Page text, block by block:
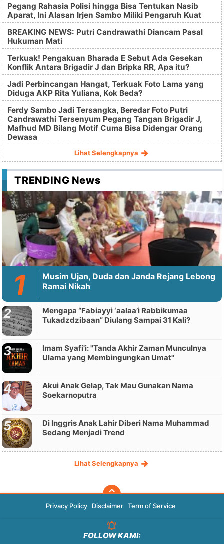
Pegang Rahasia Polisi hingga Bisa Tentukan Nasib
Aparat, Ini Alasan Irjen Sambo Miliki Pengaruh Kuat
BREAKING NEWS: Putri Candrawathi Diancam Pasal
Hukuman Mati
Terkuak! Pengakuan Bharada E Sebut Ada Gesekan
Konflik Antara Brigadir J dan Bripka RR, Apa itu?
Jadi Perbincangan Hangat, Terkuak Foto Lama yang
Diduga AKP Rita Yuliana, Kok Beda?
Ferdy Sambo Jadi Tersangka, Beredar Foto Putri
Candrawathi Tersenyum Pegang Tangan Brigadir J,
Mafhud MD Bilang Motif Cuma Bisa Didengar Orang
Dewasa
Lihat Selengkapnya
TRENDING News
Musim Ujan, Duda dan Janda Rejang Lebong
Ramai Nikah
Mengapa “Fabiayyi ‘aalaa’i Rabbikumaa
Tukadzdzibaan” Diulang Sampai 31 Kali?
Imam Syafi'i: "Tanda Akhir Zaman Munculnya
Ulama yang Membingungkan Umat"
Akui Anak Gelap, Tak Mau Gunakan Nama
Soekarnoputra
Di Inggris Anak Lahir Diberi Nama Muhammad
Sedang Menjadi Trend
Lihat Selengkapnya
Privacy Policy Disclaimer Term of Service
FOLLOW KAMI: